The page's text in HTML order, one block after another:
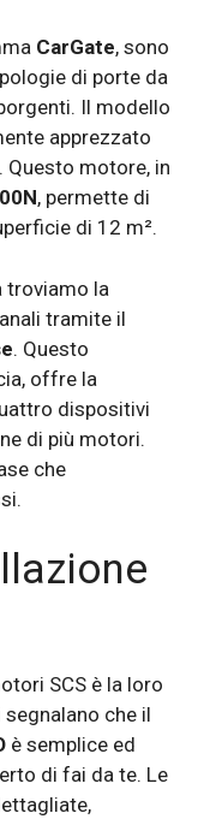
CarGate, sono
di porte da
Il modello
apprezzato
Questo motore, in
, permette di
di 12 m².
troviamo la
tramite il
. Questo
offre la
dispositivi
di più motori.
che
SCS è la loro
che il
è semplice ed
di fai da te. Le